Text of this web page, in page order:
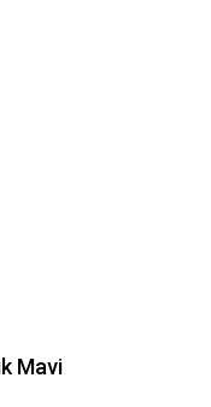
Mavi